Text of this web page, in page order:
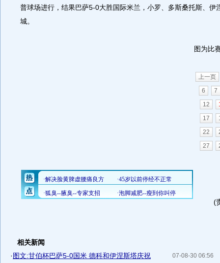
普球场进行，结果巴萨5-0大胜国际米兰，小罗、多斯桑托斯、伊
城。
图为比
上一页
6
7
12
17
22
27
(
相关新闻
07-08-30 06:56
·图文:甘伯杯巴萨5-0国米 德科和伊涅斯塔庆祝